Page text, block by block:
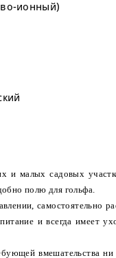
ионный)
и малых садовых
полю для гольфа.
самостоятельно
питание и всегда имеет
вмешательства